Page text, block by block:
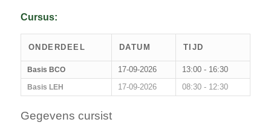
Cursus:
ONDERDEEL DATUM TIJD
Basis BCO 17-09-2026 13:00 - 16:30
Basis LEH 17-09-2026 08:30 - 12:30
Gegevens cursist